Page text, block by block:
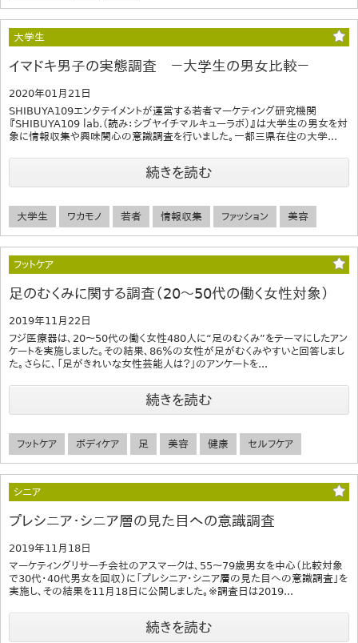
大学生
イマドキ男子の実態調査 －大学生の男女比較－
2020年01月21日
SHIBUYA109エンタテイメントが運営する若者マーケティング研究機関
『SHIBUYA109 lab.（読み：シブヤイチマルキューラボ）』は大学生の男女を対
象に情報収集や興味関心の意識調査を行いました。一都三県在住の大学...
続きを読む
大学生 ワカモノ 若者 情報収集 ファッション 美容
フットケア
足のむくみに関する調査（20～50代の働く女性対象）
2019年11月22日
フジ医療器は、20～50代の働く女性480人に“足のむくみ”をテーマにしたアン
ケートを実施しました。その結果、86％の女性が足がむくみやすいと回答しまし
た。さらに、「足がきれいな女性芸能人は？」のアンケートを...
続きを読む
フットケア ボディケア 足 美容 健康 セルフケア
シニア
プレシニア・シニア層の見た目への意識調査
2019年11月18日
マーケティングリサーチ会社のアスマークは、55～79歳男女を中心（比較対象
で30代・40代男女を回収）に「プレシニア・シニア層の見た目への意識調査」を
実施し、その結果を11月18日に公開しました。※調査日は2019...
続きを読む